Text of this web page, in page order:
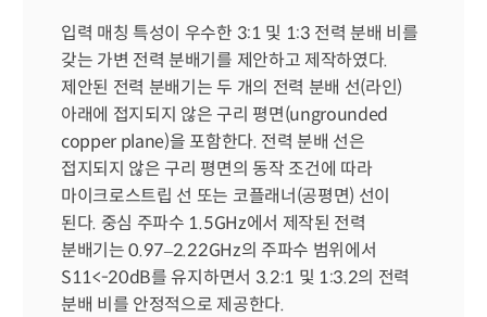
입력 매칭 특성이 우수한 3:1 및 1:3 전력 분배 비를
갖는 가변 전력 분배기를 제안하고 제작하였다.
제안된 전력 분배기는 두 개의 전력 분배 선(라인)
아래에 접지되지 않은 구리 평면(ungrounded
copper plane)을 포함한다. 전력 분배 선은
접지되지 않은 구리 평면의 동작 조건에 따라
마이크로스트립 선 또는 코플래너(공평면) 선이
된다. 중심 주파수 1.5GHz에서 제작된 전력
분배기는 0.97–2.22GHz의 주파수 범위에서
S11<-20dB를 유지하면서 3.2:1 및 1:3.2의 전력
분배 비를 안정적으로 제공한다.